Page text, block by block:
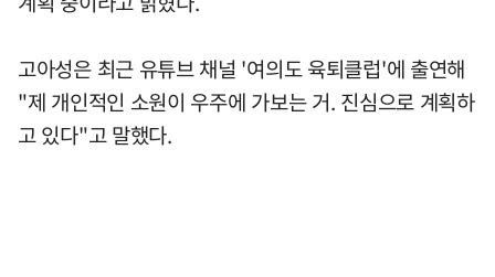
고아성은 최근 유튜브 채널 '여의도 육퇴클럽'에 출연해
"제 개인적인 소원이 우주에 가보는 거. 진심으로 계획하
고 있다"고 말했다.